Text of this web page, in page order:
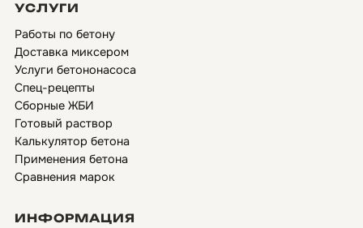
УСЛУГИ
Работы по бетону
Доставка миксером
Услуги бетононасоса
Спец-рецепты
Сборные ЖБИ
Готовый раствор
Калькулятор бетона
Применения бетона
Сравнения марок
ИНФОРМАЦИЯ